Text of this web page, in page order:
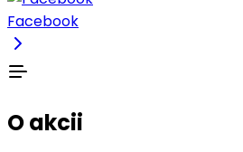
Facebook
O akcii